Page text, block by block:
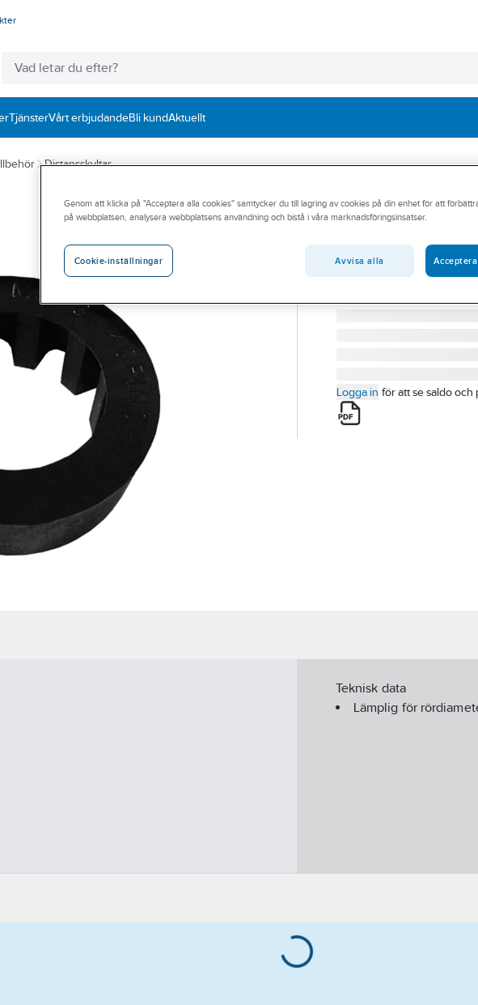
TjänsterVårt erbjudandeBli kundAktuellt
Distansskyltar
SAFEROAD TRAFFIC
Låskil 60
LÅSKIL 60 3010061
Artikelnummer:
9877005
3010061
Logga in för att se saldo och
Teknisk data
Lämplig för
Genom att klicka på "Acceptera alla cookies" samtycker du till lagring av cookies på din enhet för att
på webbplatsen, analysera webbplatsens användning och bistå i våra marknadsföringsinsatser.
Cookie-inställningar Avvisa alla